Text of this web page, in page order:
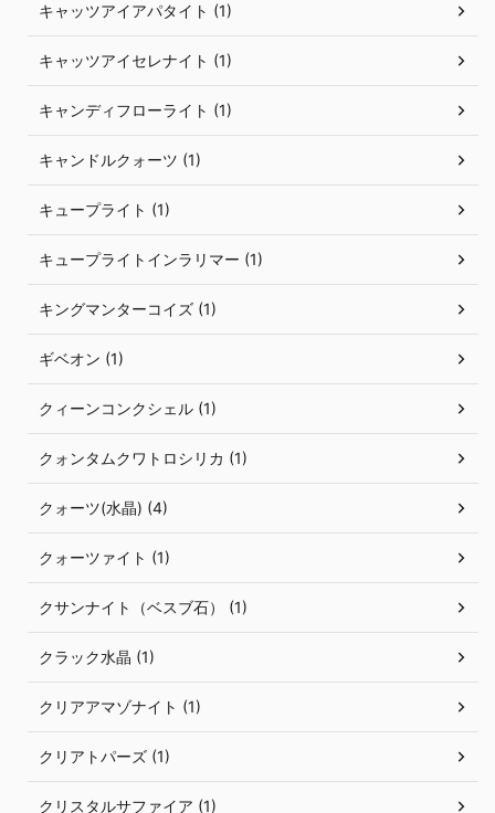
キャッツアイアパタイト (1)
キャッツアイセレナイト (1)
キャンディフローライト (1)
キャンドルクォーツ (1)
キュープライト (1)
キュープライトインラリマー (1)
キングマンターコイズ (1)
ギベオン (1)
クィーンコンクシェル (1)
クォンタムクワトロシリカ (1)
クォーツ(水晶) (4)
クォーツァイト (1)
クサンナイト（ベスブ石） (1)
クラック水晶 (1)
クリアアマゾナイト (1)
クリアトパーズ (1)
クリスタルサファイア (1)